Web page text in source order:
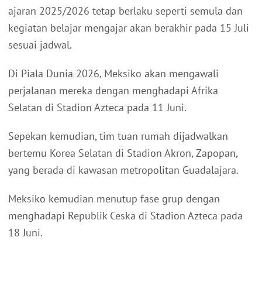
ajaran 2025/2026 tetap berlaku seperti semula dan
kegiatan belajar mengajar akan berakhir pada 15 Juli
sesuai jadwal.
Di Piala Dunia 2026, Meksiko akan mengawali
perjalanan mereka dengan menghadapi Afrika
Selatan di Stadion Azteca pada 11 Juni.
Sepekan kemudian, tim tuan rumah dijadwalkan
bertemu Korea Selatan di Stadion Akron, Zapopan,
yang berada di kawasan metropolitan Guadalajara.
Meksiko kemudian menutup fase grup dengan
menghadapi Republik Ceska di Stadion Azteca pada
18 Juni.